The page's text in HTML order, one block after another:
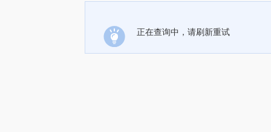
正在查询中，请刷新重试